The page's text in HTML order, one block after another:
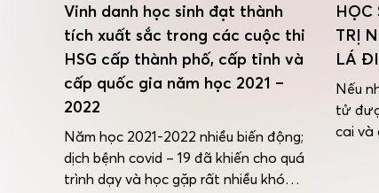
Vinh danh học sinh đạt thành
tích xuất sắc trong các cuộc thi
HSG cấp thành phố, cấp tỉnh và
cấp quốc gia năm học 2021 –
2022
Năm học 2021-2022 nhiều biến động;
dịch bệnh covid – 19 đã khiến cho quá
trình dạy và học gặp rất nhiều khó
HỌC
TRỊ
LÁ
Nếu
tử
cai và